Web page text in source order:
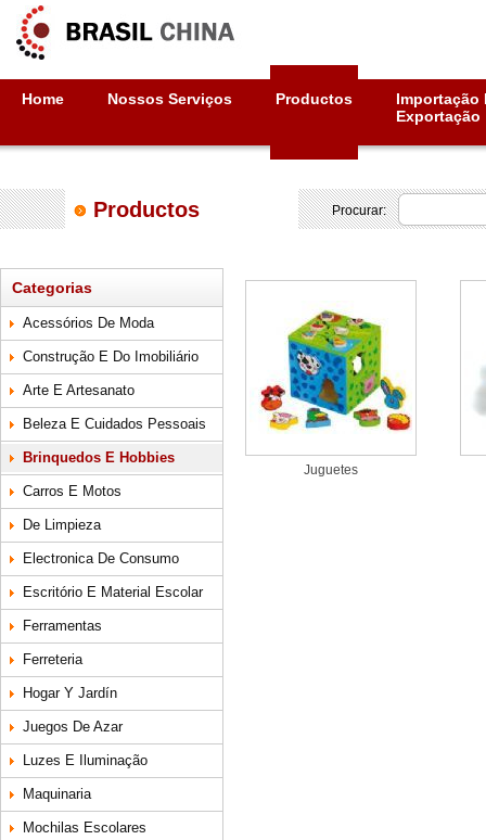
Home Nossos Serviços Productos
Importação
Exportação
Productos Procurar:
Categorias
Acessórios De Moda
Construção E Do Imobiliário
Arte E Artesanato
Beleza E Cuidados Pessoais
Brinquedos E Hobbies
Carros E Motos
De Limpieza
Electronica De Consumo
Escritório E Material Escolar
Ferramentas
Ferreteria
Hogar Y Jardín
Juegos De Azar
Luzes E Iluminação
Maquinaria
Mochilas Escolares
Juguetes